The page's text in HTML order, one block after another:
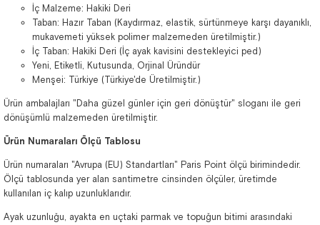
İç Malzeme: Hakiki Deri
Taban: Hazır Taban (Kaydırmaz, elastik, sürtünmeye karşı dayanıklı,
mukavemeti yüksek polimer malzemeden üretilmiştir.)
İç Taban: Hakiki Deri (İç ayak kavisini destekleyici ped)
Yeni, Etiketli, Kutusunda, Orjinal Üründür
Menşei: Türkiye (Türkiye'de Üretilmiştir.)
Ürün ambalajları "Daha güzel günler için geri dönüştür" sloganı ile geri
dönüşümlü malzemeden üretilmiştir.
Ürün Numaraları Ölçü Tablosu
Ürün numaraları "Avrupa (EU) Standartları" Paris Point ölçü birimindedir.
Ölçü tablosunda yer alan santimetre cinsinden ölçüler, üretimde
kullanılan iç kalıp uzunluklarıdır.
Ayak uzunluğu, ayakta en uçtaki parmak ve topuğun bitimi arasındaki